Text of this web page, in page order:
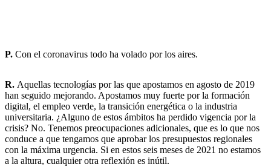
P. Con el coronavirus todo ha volado por los aires.
R. Aquellas tecnologías por las que apostamos en agosto de 2019
han seguido mejorando. Apostamos muy fuerte por la formación
digital, el empleo verde, la transición energética o la industria
universitaria. ¿Alguno de estos ámbitos ha perdido vigencia por la
crisis? No. Tenemos preocupaciones adicionales, que es lo que nos
conduce a que tengamos que aprobar los presupuestos regionales
con la máxima urgencia. Si en estos seis meses de 2021 no estamos
a la altura, cualquier otra reflexión es inútil.